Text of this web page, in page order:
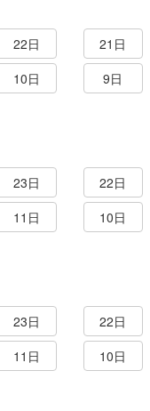
22日 21日
10日 9日
23日 22日
11日 10日
23日 22日
11日 10日